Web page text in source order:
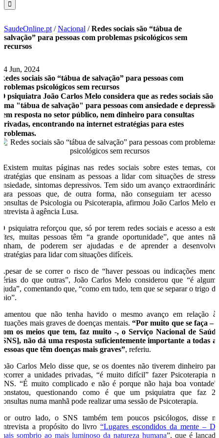
SaudeOnline.pt /Nacional /Redes sociais são “tábua de
salvação” para pessoas com problemas psicológicos sem
recursos
24 Jun, 2024
Redes sociais são “tábua de salvação” para pessoas com
problemas psicológicos sem recursos
O psiquiatra João Carlos Melo considera que as redes sociais são
uma "tábua de salvação" para pessoas com ansiedade e depressão
sem resposta no setor público, nem dinheiro para consultas
privadas, encontrando na internet estratégias para estes
problemas.
“Existem muitas páginas nas redes sociais sobre estes temas, com
estratégias que ensinam as pessoas a lidar com situações de stresse,
ansiedade, sintomas depressivos. Tem sido um avanço extraordinário”
para pessoas que, de outra forma, não conseguiam ter acesso a
consultas de Psicologia ou Psicoterapia, afirmou João Carlos Melo em
entrevista à agência Lusa.
O psiquiatra reforçou que, só por terem redes sociais e acesso a estes
sites, muitas pessoas têm “a grande oportunidade”, que antes não
tinham, de poderem ser ajudadas e de aprender a desenvolver
estratégias para lidar com situações difíceis.
Apesar de se correr o risco de “haver pessoas ou indicações menos
sérias do que outras”, João Carlos Melo considerou que “é alguma
ajuda”, comentando que, “como em tudo, tem que se separar o trigo do
joio”.
Lamentou que não tenha havido o mesmo avanço em relação às
situações mais graves de doenças mentais. “Por muito que se faça – e
com os meios que tem, faz muito -, o Serviço Nacional de Saúde
[SNS], não dá uma resposta suficientemente importante a todas as
pessoas que têm doenças mais graves”, referiu.
João Carlos Melo disse que, se os doentes não tiverem dinheiro para
recorrer a unidades privadas, “é muito difícil” fazer Psicoterapia no
SNS. “É muito complicado e não é porque não haja boa vontade”,
constatou, questionando como é que um psiquiatra que faz 20
consultas numa manhã pode realizar uma sessão de Psicoterapia.
Por outro lado, o SNS também tem poucos psicólogos, disse na
entrevista a propósito do livro “Lugares escondidos da mente – Do
mais sombrio ao mais luminoso da natureza humana”, que é lançado